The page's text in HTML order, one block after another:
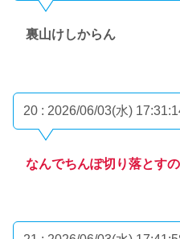
裏山けしからん
20 : 2026/06/03(水)
なんでちんぽ切り落とす